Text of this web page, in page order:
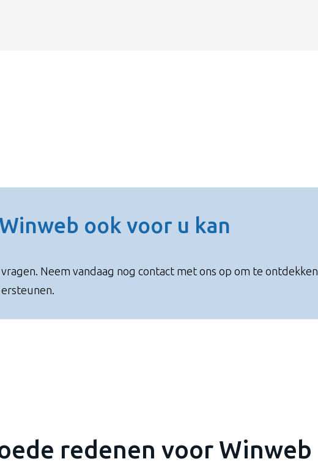
ook voor u kan
Neem vandaag nog contact met ons op om te ontdekken
redenen voor Winweb